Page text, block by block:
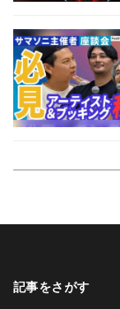
記事をさがす